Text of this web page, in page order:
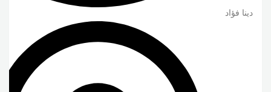
دينا فؤاد